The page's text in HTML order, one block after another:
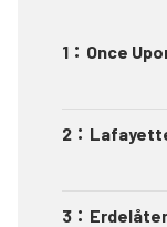
1 ： Once
2 ：
3 ：